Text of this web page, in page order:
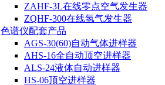
ZAHF-3L在线零点空气发生器
ZQHF-300在线氢气发生器
色谱仪配套产品
AGS-30(60)自动气体进样器
AHS-16全自动顶空进样器
ALS-24液体自动进样器
HS-06顶空进样器